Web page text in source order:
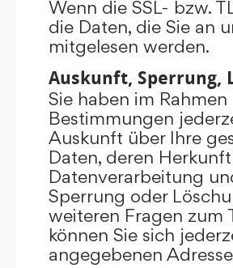
Wenn die SSL- bzw.
die Daten, die Sie an
mitgelesen werden.
Auskunft, Sperrung,
Sie haben im
Bestimmungen
Auskunft über Ihre
Daten, deren
Datenverarbeitung
Sperrung oder
weiteren Fragen zum
können Sie sich
angegebenen